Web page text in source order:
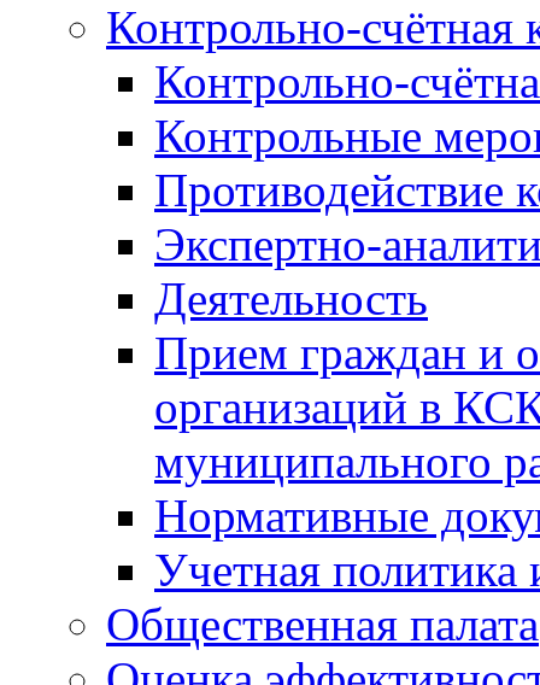
Контрольно-счётная
Контрольно-
Контрольные
Противодействие
Экспертно-
Деятельность
Прием граждан и
организаций в
муниципального
Нормативные
Учетная политика
Общественная палата